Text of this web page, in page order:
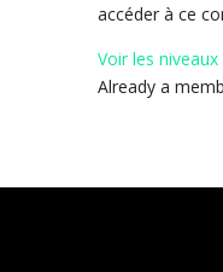
accéder à ce
Voir les niveaux
Already a